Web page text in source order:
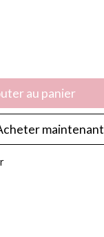
au panier
maintenant